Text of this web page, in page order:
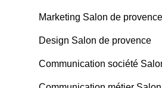
Marketing Salon de provence
Design Salon de provence
Communication société